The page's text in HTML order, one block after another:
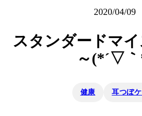
2020/04/09
スタンダードマ
～(*´▽
健康 耳つぼ